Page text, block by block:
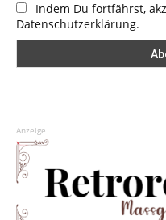
Indem Du fortfährst,
Datenschutzerklärung.
Anzeige